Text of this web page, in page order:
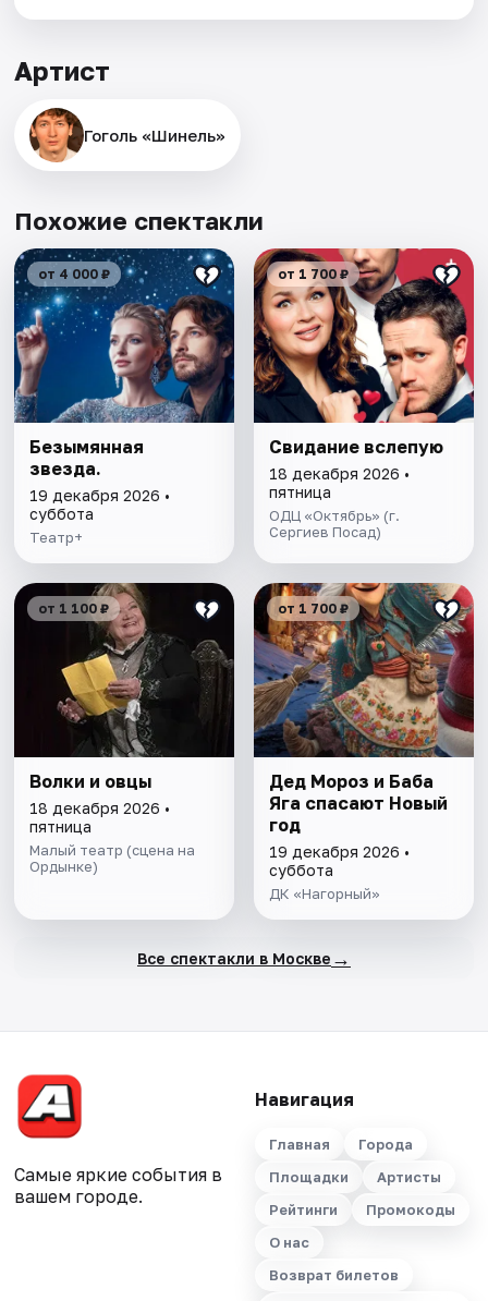
Артист
Гоголь «Шинель»
Похожие спектакли
от 4 000 ₽
Безымянная
звезда.
19 декабря 2026 •
суббота
Театр+
от 1 700 ₽
Свидание вслепую
18 декабря 2026 •
пятница
ОДЦ «Октябрь» (г.
Сергиев Посад)
от 1 100 ₽
Волки и овцы
18 декабря 2026 •
пятница
Малый театр (сцена на
Ордынке)
от 1 700 ₽
Дед Мороз и Баба
Яга спасают Новый
год
19 декабря 2026 •
суббота
ДК «Нагорный»
Все спектакли в Москве →
Самые яркие события в
вашем городе.
Навигация
Главная
Города
Площадки
Артисты
Рейтинги
Промокоды
О нас
Возврат билетов